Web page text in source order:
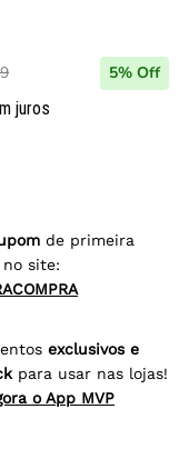
5% Off
juros
de primeira
site:
exclusivos e
para usar nas lojas!
o App MVP